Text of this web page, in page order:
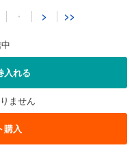
・ > >>
入れる
ません
購入